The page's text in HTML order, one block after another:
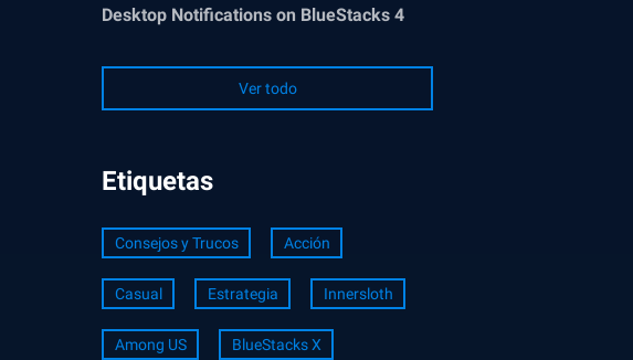
Desktop Notifications on BlueStacks 4
Ver todo
Etiquetas
Consejos y Trucos Acción
Casual Estrategia Innersloth
Among US BlueStacks X